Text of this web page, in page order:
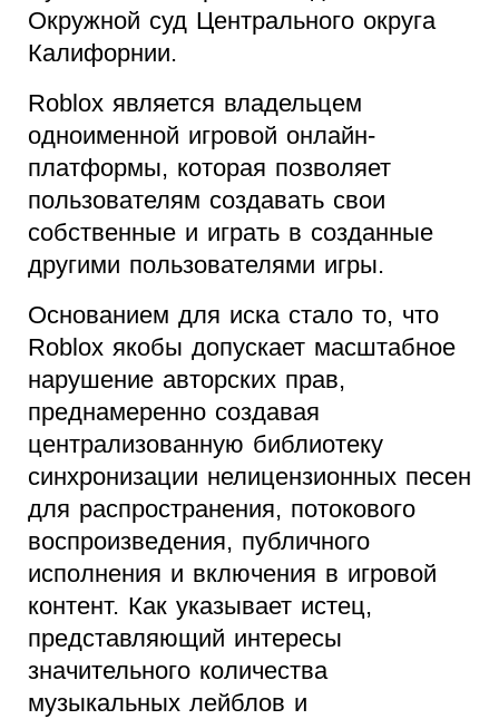
Окружной суд Центрального округа
Калифорнии.
Roblox является владельцем
одноименной игровой онлайн-
платформы, которая позволяет
пользователям создавать свои
собственные и играть в созданные
другими пользователями игры.
Основанием для иска стало то, что
Roblox якобы допускает масштабное
нарушение авторских прав,
преднамеренно создавая
централизованную библиотеку
синхронизации нелицензионных песен
для распространения, потокового
воспроизведения, публичного
исполнения и включения в игровой
контент. Как указывает истец,
представляющий интересы
значительного количества
музыкальных лейблов и